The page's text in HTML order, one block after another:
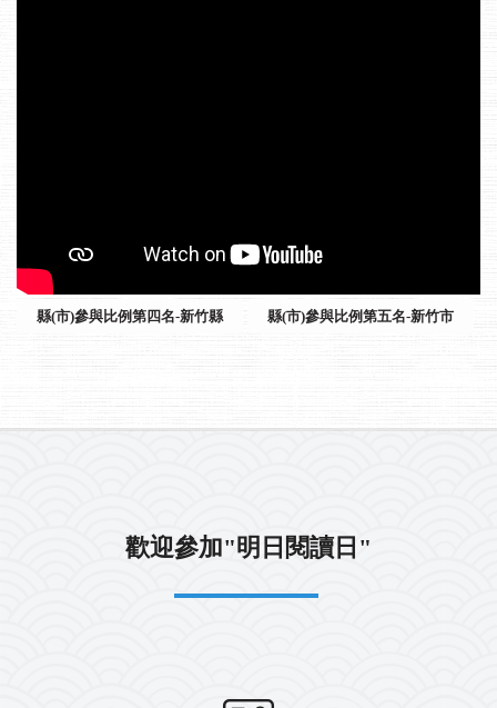
縣(市)參與比例第四名-新竹縣 縣(市)參與比例第五名-新竹市
歡迎參加"明日閱讀日"